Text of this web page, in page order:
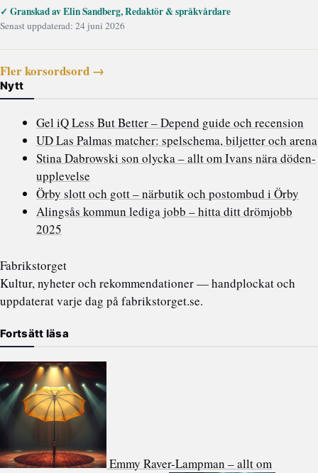
✓ Granskad av Elin Sandberg, Redaktör & språkvårdare
Senast uppdaterad: 24 juni 2026
Fler korsordsord →
Nytt
Gel iQ Less But Better – Depend guide och recension
UD Las Palmas matcher: spelschema, biljetter och arena
Stina Dabrowski son olycka – allt om Ivans nära döden-
upplevelse
Örby slott och gott – närbutik och postombud i Örby
Alingsås kommun lediga jobb – hitta ditt drömjobb
2025
Fabrikstorget
Kultur, nyheter och rekommendationer — handplockat och
uppdaterat varje dag på fabrikstorget.se.
Fortsätt läsa
Emmy Raver-Lampman – allt om